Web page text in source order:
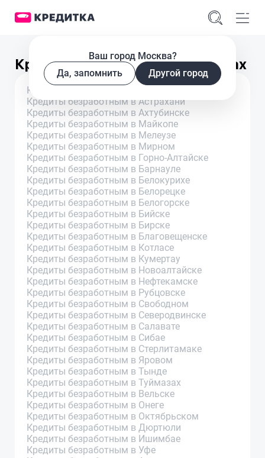
Ваш город Москва?
Да, запомнить
Другой город
Кредиты безработным в городах
Кредиты безработным в Архангельске
Кредиты безработным в Астрахани
Кредиты безработным в Ахтубинске
Кредиты безработным в Майкопе
Кредиты безработным в Мелеузе
Кредиты безработным в Мирном
Кредиты безработным в Горно-Алтайске
Кредиты безработным в Барнауле
Кредиты безработным в Белокурихе
Кредиты безработным в Белорецке
Кредиты безработным в Белогорске
Кредиты безработным в Бийске
Кредиты безработным в Бирске
Кредиты безработным в Благовещенске
Кредиты безработным в Котласе
Кредиты безработным в Кумертау
Кредиты безработным в Новоалтайске
Кредиты безработным в Нефтекамске
Кредиты безработным в Рубцовске
Кредиты безработным в Свободном
Кредиты безработным в Северодвинске
Кредиты безработным в Салавате
Кредиты безработным в Сибае
Кредиты безработным в Стерлитамаке
Кредиты безработным в Яровом
Кредиты безработным в Тынде
Кредиты безработным в Туймазах
Кредиты безработным в Вельске
Кредиты безработным в Онеге
Кредиты безработным в Октябрьском
Кредиты безработным в Дюртюли
Кредиты безработным в Ишимбае
Кредиты безработным в Уфе